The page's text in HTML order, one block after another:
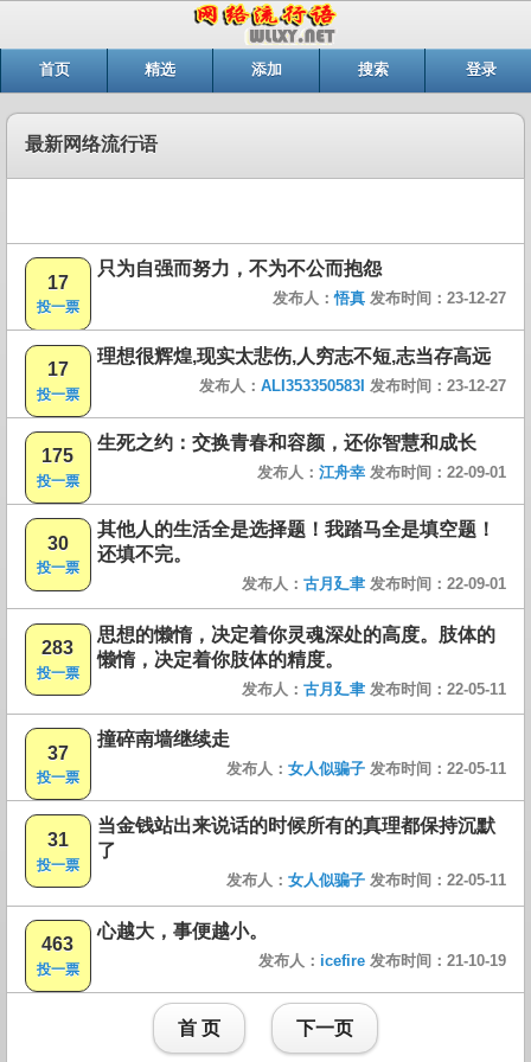
首页 精选 添加 搜索 登录
最新网络流行语
17
投一票
只为自强而努力，不为不公而抱怨
发布人：悟真 发布时间：23-12-27
17
投一票
理想很辉煌,现实太悲伤,人穷志不短,志当存高远
发布人： ALI353350583I 发布时间：23-12-27
175
投一票
生死之约：交换青春和容颜，还你智慧和成长
发布人： 江舟幸 发布时间：22-09-01
30
投一票
其他人的生活全是选择题！我踏马全是填空题！
还填不完。
发布人： 古月廴聿 发布时间：22-09-01
283
投一票
思想的懒惰，决定着你灵魂深处的高度。肢体的
懒惰，决定着你肢体的精度。
发布人： 古月廴聿 发布时间：22-05-11
37
投一票
撞碎南墙继续走
发布人： 女人似骗子 发布时间：22-05-11
31
投一票
当金钱站出来说话的时候所有的真理都保持沉默
了
发布人： 女人似骗子 发布时间：22-05-11
463
投一票
心越大，事便越小。
发布人： icefire 发布时间：21-10-19
首 页 下一页